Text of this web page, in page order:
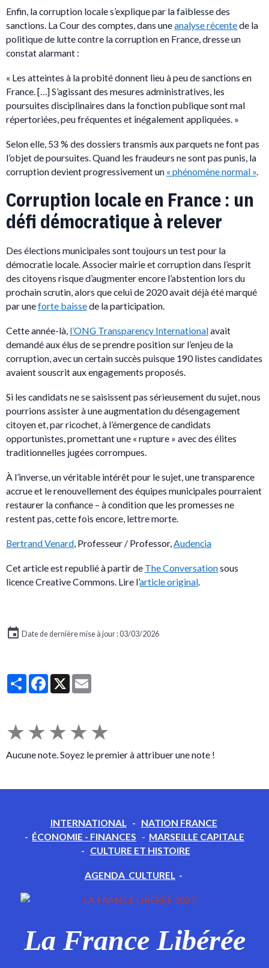
Enfin, la corruption locale s’explique par la faiblesse des
sanctions. La Cour des comptes, dans uneanalyse récentede la
politique de lutte contre la corruption en France, dresse un
constat alarmant :
« Les atteintes à la probité donnent lieu à peu de sanctions en
France. […] S’agissant des mesures administratives, les
poursuites disciplinaires dans la fonction publique sont mal
répertoriées, peu fréquentes et inégalement appliquées. »
Selon elle, 53 % des dossiers transmis aux parquets ne font pas
l’objet de poursuites. Quand les fraudeurs ne sont pas punis, la
corruption devient progressivement un « phénomène normal »
Corruption locale en France : un
défi démocratique à relever
Des élections municipales sont toujours un test pour la
démocratie locale. Associer mairie et corruption dans l’esprit
des citoyens risque d’augmenter encore l’abstention lors du
prochain scrutin, alors que celui de 2020 avait déjà été marqué
par uneforte baissede la participation.
Cette année-là, l’ONG Transparency Internationalavait
demandé aux élus de se prendre position sur l’enjeu de la
corruption, avec un certain succès puisque 190 listes candidates
avaient souscrit aux engagements proposés.
Si les candidats ne se saisissent pas sérieusement du sujet, nous
pourrions assister à une augmentation du désengagement
citoyen et, par ricochet, à l’émergence de candidats
opportunistes, promettant une « rupture » avec des élites
traditionnelles jugées corrompues.
À l’inverse, un véritable intérêt pour le sujet, une transparence
accrue et le renouvellement des équipes municipales pourraient
restaurer la confiance – à condition que les promesses ne
restent pas, cette fois encore, lettre morte.
Bertrand Venard , Professeur / Professor, Audencia
Cet article est republié à partir de The Conversationsous
licence Creative Commons. Lire l’article original
Date de dernière mise à jour : 03/03/2026
PartagerFacebook
X
★★★★★
Aucune note. Soyez le premier à attribuer une note !
INTERNATIONAL - NATION FRANCE
- ÉCONOMIE - FINANCES - MARSEILLE CAPITALE
- CULTURE ET HISTOIRE
AGENDA CULTUREL -
La France Libérée